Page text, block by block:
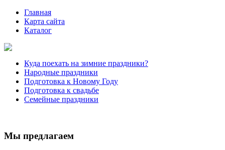
Главная
Карта сайта
Каталог
Куда поехать на зимние праздники?
Народные праздники
Подготовка к Новому Году
Подготовка к свадьбе
Семейные праздники
Мы предлагаем